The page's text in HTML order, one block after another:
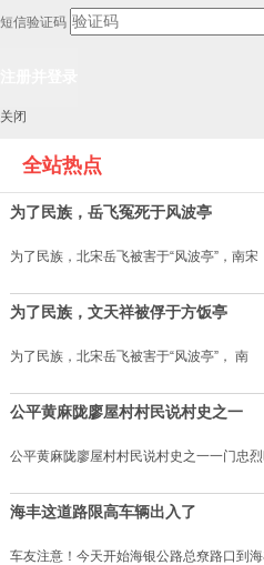
短信验证码
关闭
全站热点
为了民族，岳飞冤死于风波亭
为了民族，北宋岳飞被害于“风波亭”，南宋
为了民族，文天祥被俘于方饭亭
为了民族，北宋岳飞被害于“风波亭”， 南
公平黄麻陇廖屋村村民说村史之一
公平黄麻陇廖屋村村民说村史之一一门忠
海丰这道路限高车辆出入了
车友注意！今天开始海银公路总尞路口到